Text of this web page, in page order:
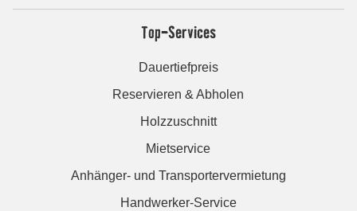
Top-Services
Dauertiefpreis
Reservieren & Abholen
Holzzuschnitt
Mietservice
Anhänger- und Transportervermietung
Handwerker-Service